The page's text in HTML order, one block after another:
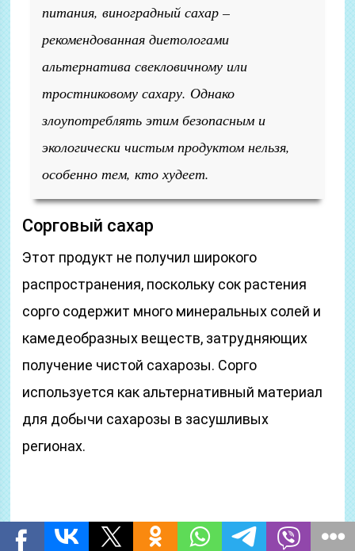
питания, виноградный сахар –
рекомендованная диетологами
альтернатива свекловичному или
тростниковому сахару. Однако
злоупотреблять этим безопасным и
экологически чистым продуктом нельзя,
особенно тем, кто худеет.
Сорговый сахар
Этот продукт не получил широкого
распространения, поскольку сок растения
сорго содержит много минеральных солей и
камедеобразных веществ, затрудняющих
получение чистой сахарозы. Сорго
используется как альтернативный материал
для добычи сахарозы в засушливых
регионах.